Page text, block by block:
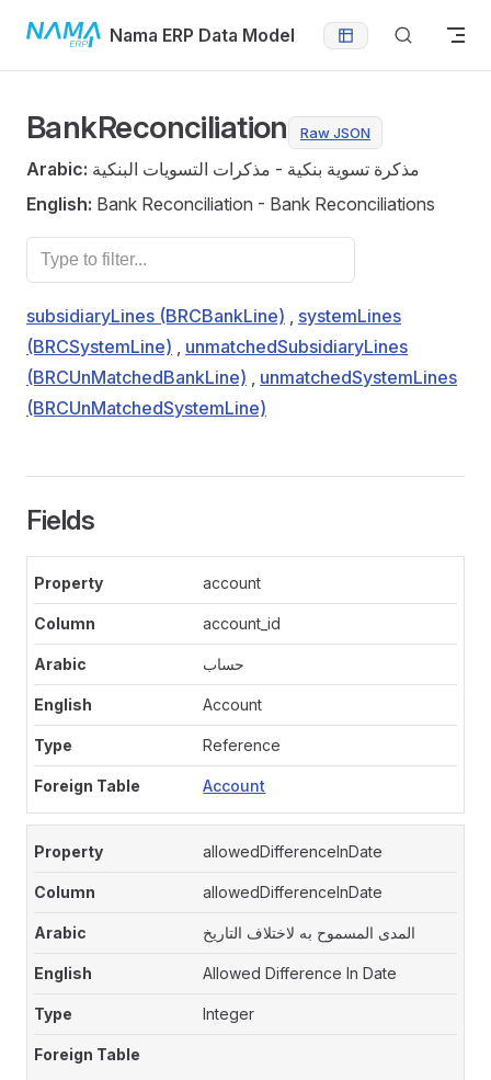
Skip to contentNama ERP Data Model
BankReconciliation Raw JSON
Arabic: مذكرة تسوية بنكية - مذكرات التسويات البنكية
English: Bank Reconciliation - Bank Reconciliations
subsidiaryLines (BRCBankLine) , systemLines
(BRCSystemLine) , unmatchedSubsidiaryLines
(BRCUnMatchedBankLine) , unmatchedSystemLines
(BRCUnMatchedSystemLine)
Fields
account
account_id
حساب
Account
Reference
Account
allowedDifferenceInDate
allowedDifferenceInDate
المدى المسموح به لاختلاف التاريخ
Allowed Difference In Date
Integer